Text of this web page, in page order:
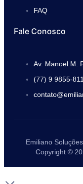
FAQ
Fale Conosco
Av. Manoel M.
(77) 9 9855-
Emiliano
Copyright ©